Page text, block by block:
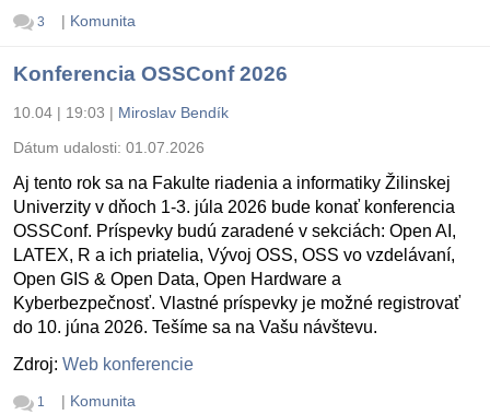
3 | Komunita
Konferencia OSSConf 2026
10.04 | 19:03 | Miroslav Bendík
Dátum udalosti: 01.07.2026
Aj tento rok sa na Fakulte riadenia a informatiky Žilinskej
Univerzity v dňoch 1-3. júla 2026 bude konať konferencia
OSSConf. Príspevky budú zaradené v sekciách: Open AI,
LATEX, R a ich priatelia, Vývoj OSS, OSS vo vzdelávaní,
Open GIS & Open Data, Open Hardware a
Kyberbezpečnosť. Vlastné príspevky je možné registrovať
do 10. júna 2026. Tešíme sa na Vašu návštevu.
Zdroj: Web konferencie
1 | Komunita